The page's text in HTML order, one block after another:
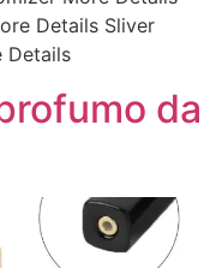
Details Sliver
Details
da